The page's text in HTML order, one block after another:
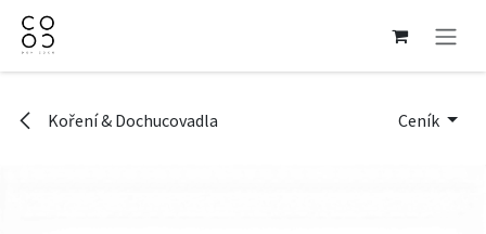
Přejít na obsah
Koření & Dochucovadla Ceník